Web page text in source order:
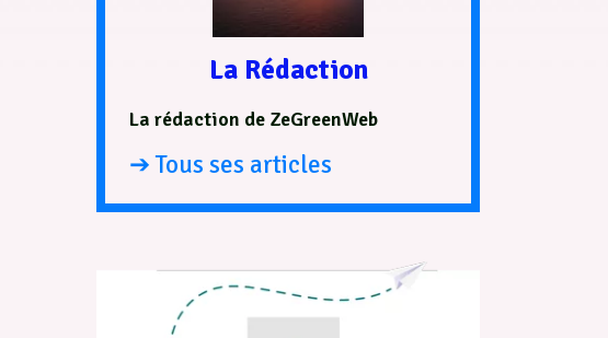
La Rédaction
La rédaction de ZeGreenWeb
➔ Tous ses articles